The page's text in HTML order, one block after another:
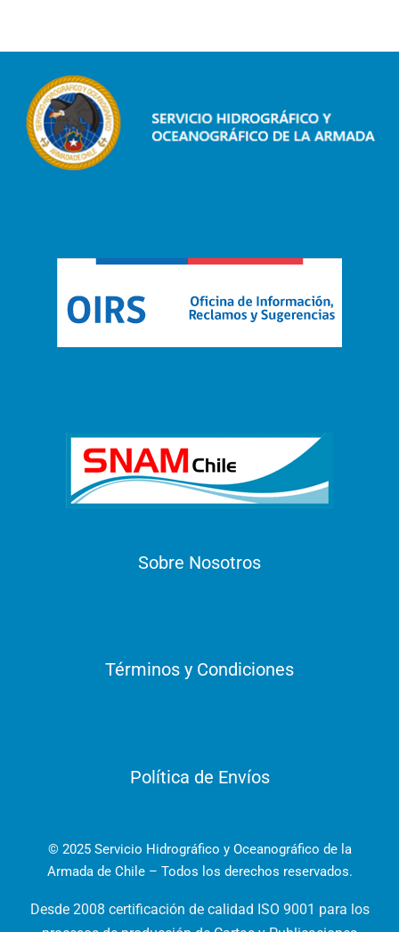
Sobre Nosotros
Términos y Condiciones
Política de Envíos
© 2025 Servicio Hidrográfico y Oceanográfico de la
Armada de Chile – Todos los derechos reservados.
Desde 2008 certificación de calidad ISO 9001 para los